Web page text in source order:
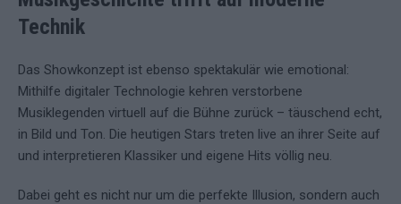
Technik
Das Showkonzept ist ebenso spektakulär wie emotional:
Mithilfe digitaler Technologie kehren verstorbene
Musiklegenden virtuell auf die Bühne zurück – täuschend echt,
in Bild und Ton. Die heutigen Stars treten live an ihrer Seite auf
und interpretieren Klassiker und eigene Hits völlig neu.
Dabei geht es nicht nur um die perfekte Illusion, sondern auch